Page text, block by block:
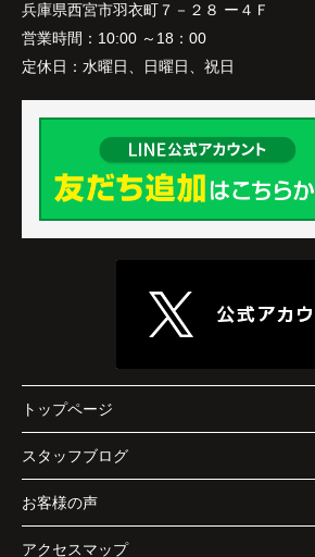
兵庫県西宮市羽衣町７－２８ ー４Ｆ
営業時間： 10:00 ～18：00
定休日： 水曜日、日曜日、祝日
トップページ
スタッフブログ
お客様の声
アクセスマップ